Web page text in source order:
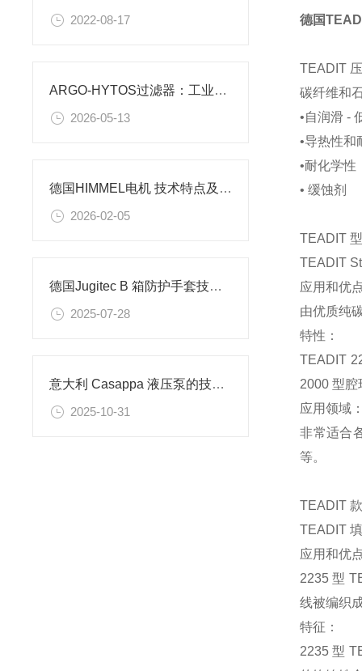
2022-08-17
ARGO-HYTOS过滤器：工业液压系统的“隐形守护者”
2026-05-13
德国HIMMEL电机 技术特点及典型应用场景解析
2026-02-05
德国Jugitec B 箱防护手套技术解析
2025-07-28
意大利 Casappa 液压泵的技术特点和应用场景
2025-10-31
德国
TEADIT
碳纤维和
•自润滑 -
•导热性和
•耐化学性
• 缓蚀剂
TEADIT
TEADIT
应用和优
由优质纯
特性：
TEADIT
2000 型
应用领域
非常适合
等。
TEADIT
TEADIT
应用和优
2235 型
线被编织
特征：
2235 型